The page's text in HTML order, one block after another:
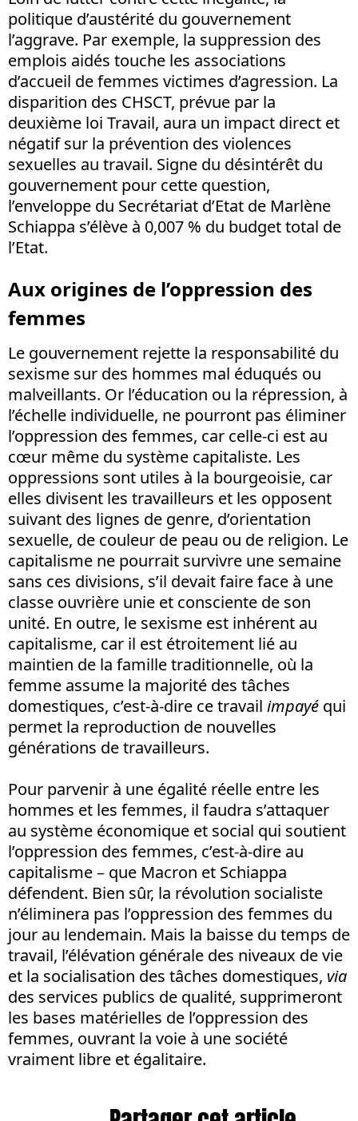
politique d’austérité du gouvernement
l’aggrave. Par exemple, la suppression des
emplois aidés touche les associations
d’accueil de femmes victimes d’agression. La
disparition des CHSCT, prévue par la
deuxième loi Travail, aura un impact direct et
négatif sur la prévention des violences
sexuelles au travail. Signe du désintérêt du
gouvernement pour cette question,
l’enveloppe du Secrétariat d’Etat de Marlène
Schiappa s’élève à 0,007 % du budget total de
l’Etat.
Aux origines de l’oppression des
femmes
Le gouvernement rejette la responsabilité du
sexisme sur des hommes mal éduqués ou
malveillants. Or l’éducation ou la répression, à
l’échelle individuelle, ne pourront pas éliminer
l’oppression des femmes, car celle-ci est au
cœur même du système capitaliste. Les
oppressions sont utiles à la bourgeoisie, car
elles divisent les travailleurs et les opposent
suivant des lignes de genre, d’orientation
sexuelle, de couleur de peau ou de religion. Le
capitalisme ne pourrait survivre une semaine
sans ces divisions, s’il devait faire face à une
classe ouvrière unie et consciente de son
unité. En outre, le sexisme est inhérent au
capitalisme, car il est étroitement lié au
maintien de la famille traditionnelle, où la
femme assume la majorité des tâches
domestiques, c’est-à-dire ce travail impayé qui
permet la reproduction de nouvelles
générations de travailleurs.
Pour parvenir à une égalité réelle entre les
hommes et les femmes, il faudra s’attaquer
au système économique et social qui soutient
l’oppression des femmes, c’est-à-dire au
capitalisme – que Macron et Schiappa
défendent. Bien sûr, la révolution socialiste
n’éliminera pas l’oppression des femmes du
jour au lendemain. Mais la baisse du temps de
travail, l’élévation générale des niveaux de vie
et la socialisation des tâches domestiques, via
des services publics de qualité, supprimeront
les bases matérielles de l’oppression des
femmes, ouvrant la voie à une société
vraiment libre et égalitaire.